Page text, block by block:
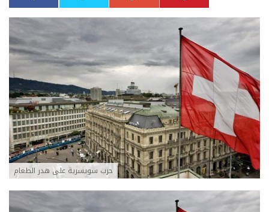
حرب سويسرية على هدر الطعام